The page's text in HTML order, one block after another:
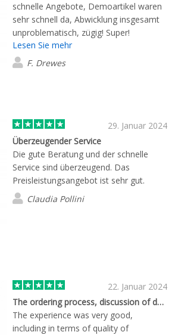
schnelle Angebote, Demoartikel waren
sehr schnell da, Abwicklung insgesamt
unproblematisch, zügig! Super!
Lesen Sie mehr
F. Drewes
29. Januar 2024
Überzeugender Service
Die gute Beratung und der schnelle
Service sind überzeugend. Das
Preisleistungsangebot ist sehr gut.
Claudia Pollini
22. Januar 2024
The ordering process, discussion of design, etc went very smoothly
The experience was very good,
including in terms of quality of